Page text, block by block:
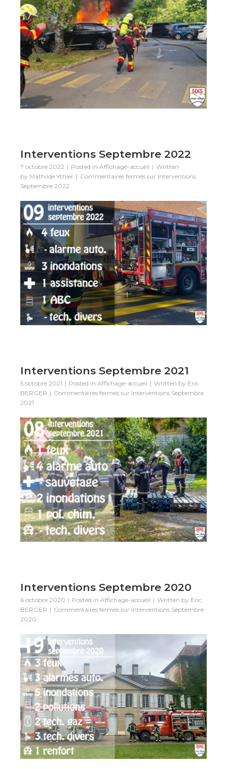
Interventions Septembre 2022
7 octobre 2022 Posted in Affichage-accueil
Written
by Mathilde Ythier Commentaires fermés sur Interventions
Septembre 2022
Interventions Septembre 2021
5 octobre 2021 Posted in Affichage-accueil Written by Eric
BERGER
Commentaires fermés sur Interventions Septembre
2021
Interventions Septembre 2020
6 octobre 2020 Posted in Affichage-accueil Written by Eric
BERGER
Commentaires fermés sur Interventions Septembre
2020